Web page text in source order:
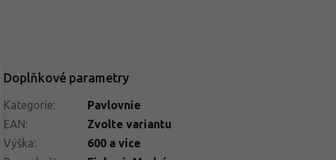
Doplňkové parametry
Kategorie:
Pavlovnie
EAN:
Zvolte variantu
Výška:
600 a více